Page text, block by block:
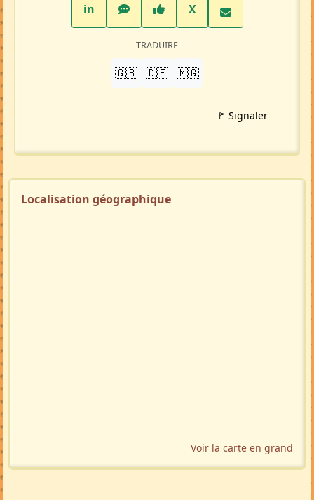
inLinkedInWhatsAppFacebook
XTwitter X
TRADUIRE
🇬🇧 🇩🇪 🇲🇬
🚩 Signaler
Localisation géographique
Voir la carte en grand